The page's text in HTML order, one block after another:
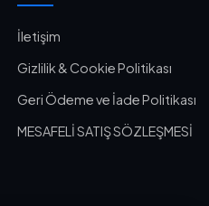
İletişim
Gizlilik & Cookie Politikası
Geri Ödeme ve İade Politikası
MESAFELİ SATIŞ SÖZLEŞMESİ